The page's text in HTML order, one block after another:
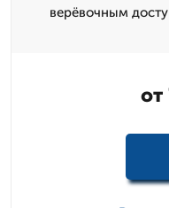
верёвочным
от